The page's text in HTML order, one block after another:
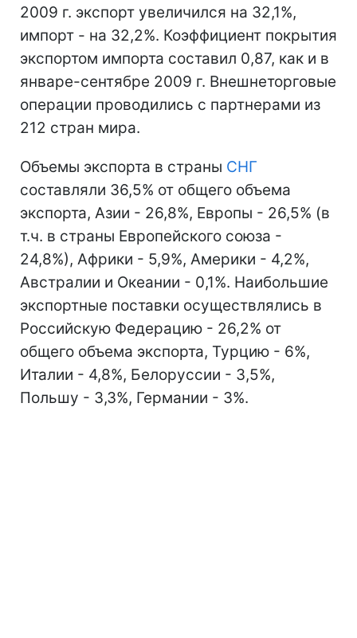
2009 г. экспорт увеличился на 32,1%,
импорт - на 32,2%. Коэффициент покрытия
экспортом импорта составил 0,87, как и в
январе-сентябре 2009 г. Внешнеторговые
операции проводились с партнерами из
212 стран мира.
Объемы экспорта в страны СНГ
составляли 36,5% от общего объема
экспорта, Азии - 26,8%, Европы - 26,5% (в
т.ч. в страны Европейского союза -
24,8%), Африки - 5,9%, Америки - 4,2%,
Австралии и Океании - 0,1%. Наибольшие
экспортные поставки осуществлялись в
Российскую Федерацию - 26,2% от
общего объема экспорта, Турцию - 6%,
Италии - 4,8%, Белоруссии - 3,5%,
Польшу - 3,3%, Германии - 3%.